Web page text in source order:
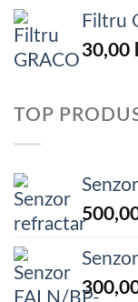
Filtru
30,00
TOP